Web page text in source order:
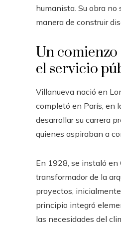
humanista. Su obra
manera de construir
Un
el servicio
Villanueva nació en
completó en París, en
desarrollar su carrera
quienes aspiraban a
En 1928, se instaló en
transformador de la
proyectos,
principio integró
las necesidades del